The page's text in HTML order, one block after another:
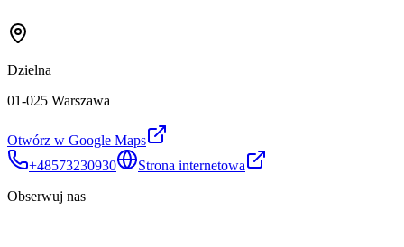
Dzielna
01-025 Warszawa
Otwórz w Google Maps
+48573230930
Strona internetowa
Obserwuj nas